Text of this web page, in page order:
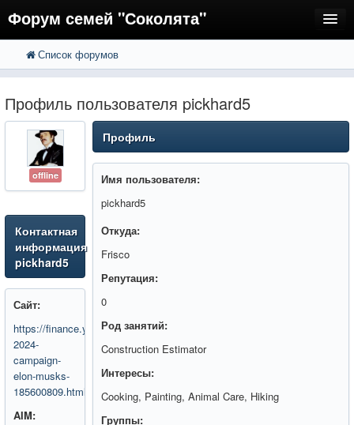
Форум семей "Соколята"
FAQ
Регистрация
Вход
Список форумов
Профиль пользователя pickhard5
offline
Контактная
информация
pickhard5
Сайт:
https://finance.yahoo.com/news/trumps-
2024-
campaign-
elon-musks-
185600809.html
AIM:
Профиль
Имя пользователя:
pickhard5
Откуда:
Frisco
Репутация:
0
Род занятий:
Construction Estimator
Интересы:
Cooking, Painting, Animal Care, Hiking
Группы: